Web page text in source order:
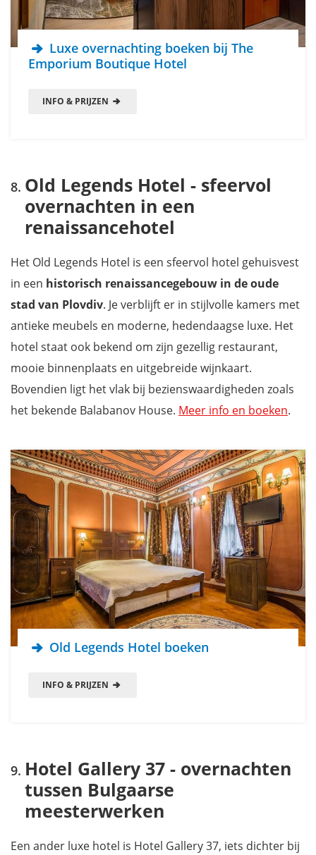
Luxe overnachting boeken bij The
Emporium Boutique Hotel
INFO & PRIJZEN
Old Legends Hotel - sfeervol
overnachten in een
renaissancehotel
Het Old Legends Hotel is een sfeervol hotel gehuisvest
in een historisch renaissancegebouw in de oude
stad van Plovdiv. Je verblijft er in stijlvolle kamers met
antieke meubels en moderne, hedendaagse luxe. Het
hotel staat ook bekend om zijn gezellig restaurant,
mooie binnenplaats en uitgebreide wijnkaart.
Bovendien ligt het vlak bij bezienswaardigheden zoals
het bekende Balabanov House. Meer info en boeken.
Old Legends Hotel boeken
INFO & PRIJZEN
Hotel Gallery 37 - overnachten
tussen Bulgaarse
meesterwerken
Een ander luxe hotel is Hotel Gallery 37, iets dichter bij